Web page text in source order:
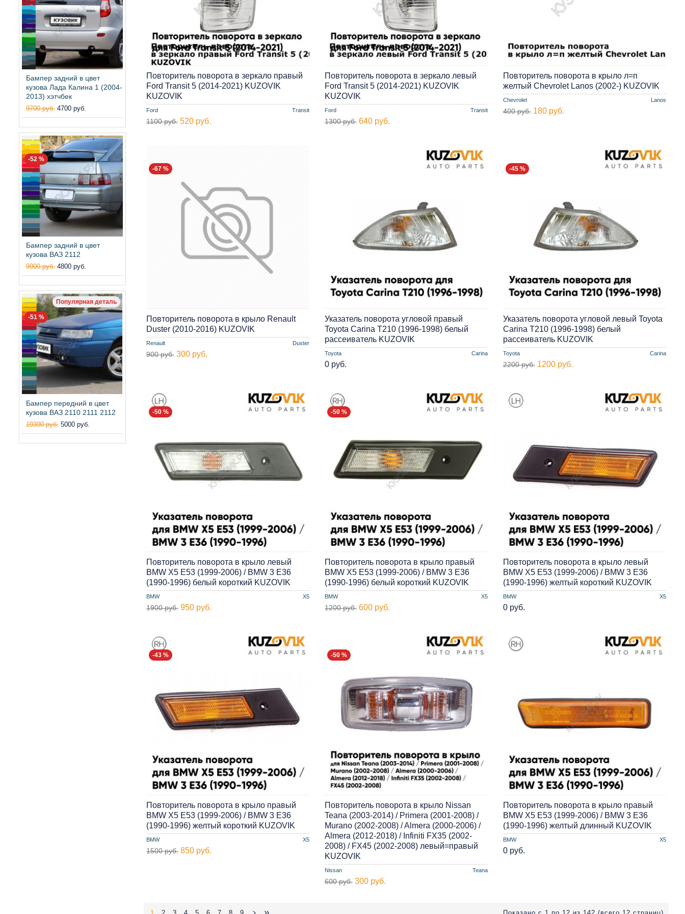
Бампер задний в цвет
кузова Лада Калина 1 (2004-
2013) хэтчбек
9700 руб. 4700 руб.
-52 %
Бампер задний в цвет
кузова ВАЗ 2112
9900 руб. 4800 руб.
Популярная деталь
-51 %
Бампер передний в цвет
кузова ВАЗ 2110 2111 2112
10300 руб. 5000 руб.
Ford Transit
Повторитель поворота в зеркало правый
Ford Transit 5 (2014-2021) KUZOVIK
KUZOVIK
1100 руб. 520 руб.
Ford Transit
Повторитель поворота в зеркало левый
Ford Transit 5 (2014-2021) KUZOVIK
KUZOVIK
1300 руб. 640 руб.
Chevrolet Lanos
Повторитель поворота в крыло л=п
желтый Chevrolet Lanos (2002-) KUZOVIK
400 руб. 180 руб.
-67 %
Renault Duster
Повторитель поворота в крыло Renault
Duster (2010-2016) KUZOVIK
900 руб. 300 руб. Toyota Carina
Указатель поворота угловой правый
Toyota Carina T210 (1996-1998) белый
рассеиватель KUZOVIK
0 руб.
-45 %
Toyota Carina
Указатель поворота угловой левый Toyota
Carina T210 (1996-1998) белый
рассеиватель KUZOVIK
2200 руб. 1200 руб.
-50 %
BMW X5
Повторитель поворота в крыло левый
BMW X5 E53 (1999-2006) / BMW 3 E36
(1990-1996) белый короткий KUZOVIK
1900 руб. 950 руб.
-50 %
BMW X5
Повторитель поворота в крыло правый
BMW X5 E53 (1999-2006) / BMW 3 E36
(1990-1996) белый короткий KUZOVIK
1200 руб. 600 руб.
BMW X5
Повторитель поворота в крыло левый
BMW X5 E53 (1999-2006) / BMW 3 E36
(1990-1996) желтый короткий KUZOVIK
0 руб.
-43 %
BMW X5
Повторитель поворота в крыло правый
BMW X5 E53 (1999-2006) / BMW 3 E36
(1990-1996) желтый короткий KUZOVIK
1500 руб. 850 руб.
-50 %
Nissan Teana
Повторитель поворота в крыло Nissan
Teana (2003-2014) / Primera (2001-2008) /
Murano (2002-2008) / Almera (2000-2006) /
Almera (2012-2018) / Infiniti FX35 (2002-
2008) / FX45 (2002-2008) левый=правый
KUZOVIK
600 руб. 300 руб.
BMW X5
Повторитель поворота в крыло правый
BMW X5 E53 (1999-2006) / BMW 3 E36
(1990-1996) желтый длинный KUZOVIK
0 руб.